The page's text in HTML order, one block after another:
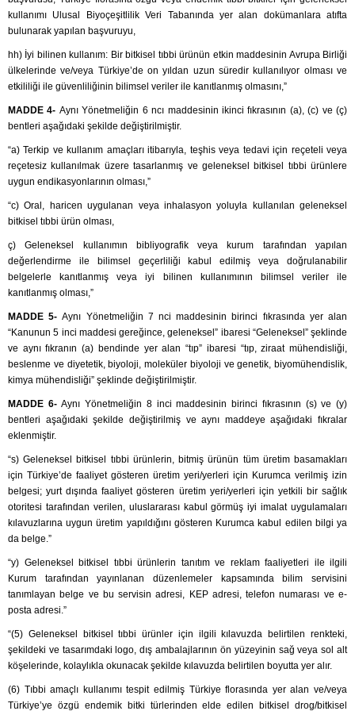
kullanımı Ulusal Biyoçeşitlilik Veri Tabanında yer alan dokümanlara atıfta
bulunarak yapılan başvuruyu,
hh) İyi bilinen kullanım: Bir bitkisel tıbbi ürünün etkin maddesinin Avrupa Birliği
ülkelerinde ve/veya Türkiye’de on yıldan uzun süredir kullanılıyor olması ve
etkililiği ile güvenliliğinin bilimsel veriler ile kanıtlanmış olmasını,”
MADDE 4- Aynı Yönetmeliğin 6 ncı maddesinin ikinci fıkrasının (a), (c) ve (ç)
bentleri aşağıdaki şekilde değiştirilmiştir.
“a) Terkip ve kullanım amaçları itibarıyla, teşhis veya tedavi için reçeteli veya
reçetesiz kullanılmak üzere tasarlanmış ve geleneksel bitkisel tıbbi ürünlere
uygun endikasyonlarının olması,”
“c) Oral, haricen uygulanan veya inhalasyon yoluyla kullanılan geleneksel
bitkisel tıbbi ürün olması,
ç) Geleneksel kullanımın bibliyografik veya kurum tarafından yapılan
değerlendirme ile bilimsel geçerliliği kabul edilmiş veya doğrulanabilir
belgelerle kanıtlanmış veya iyi bilinen kullanımının bilimsel veriler ile
kanıtlanmış olması,”
MADDE 5-Aynı Yönetmeliğin 7 nci maddesinin birinci fıkrasında yer alan
“Kanunun 5 inci maddesi gereğince, geleneksel” ibaresi “Geleneksel” şeklinde
ve aynı fıkranın (a) bendinde yer alan “tıp” ibaresi “tıp, ziraat mühendisliği,
beslenme ve diyetetik, biyoloji, moleküler biyoloji ve genetik, biyomühendislik,
kimya mühendisliği” şeklinde değiştirilmiştir.
MADDE 6-Aynı Yönetmeliğin 8 inci maddesinin birinci fıkrasının (s) ve (y)
bentleri aşağıdaki şekilde değiştirilmiş ve aynı maddeye aşağıdaki fıkralar
eklenmiştir.
“s) Geleneksel bitkisel tıbbi ürünlerin, bitmiş ürünün tüm üretim basamakları
için Türkiye’de faaliyet gösteren üretim yeri/yerleri için Kurumca verilmiş izin
belgesi; yurt dışında faaliyet gösteren üretim yeri/yerleri için yetkili bir sağlık
otoritesi tarafından verilen, uluslararası kabul görmüş iyi imalat uygulamaları
kılavuzlarına uygun üretim yapıldığını gösteren Kurumca kabul edilen bilgi ya
da belge.”
“y) Geleneksel bitkisel tıbbi ürünlerin tanıtım ve reklam faaliyetleri ile ilgili
Kurum tarafından yayınlanan düzenlemeler kapsamında bilim servisini
tanımlayan belge ve bu servisin adresi, KEP adresi, telefon numarası ve e-
posta adresi.”
“(5) Geleneksel bitkisel tıbbi ürünler için ilgili kılavuzda belirtilen renkteki,
şekildeki ve tasarımdaki logo, dış ambalajlarının ön yüzeyinin sağ veya sol alt
köşelerinde, kolaylıkla okunacak şekilde kılavuzda belirtilen boyutta yer alır.
(6) Tıbbi amaçlı kullanımı tespit edilmiş Türkiye florasında yer alan ve/veya
Türkiye’ye özgü endemik bitki türlerinden elde edilen bitkisel drog/bitkisel